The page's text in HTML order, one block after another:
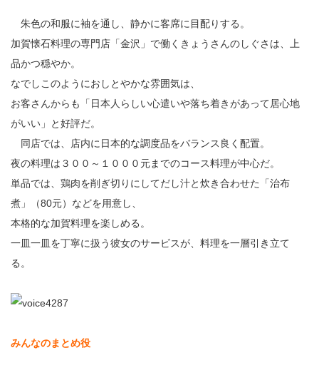
朱色の和服に袖を通し、静かに客席に目配りする。
加賀懐石料理の専門店「金沢」で働くきょうさんのしぐさは、上
品かつ穏やか。
なでしこのようにおしとやかな雰囲気は、
お客さんからも「日本人らしい心遣いや落ち着きがあって居心地
がいい」と好評だ。
同店では、店内に日本的な調度品をバランス良く配置。
夜の料理は３００～１０００元までのコース料理が中心だ。
単品では、鶏肉を削ぎ切りにしてだし汁と炊き合わせた「治布
煮」（80元）などを用意し、
本格的な加賀料理を楽しめる。
一皿一皿を丁寧に扱う彼女のサービスが、料理を一層引き立て
る。
みんなのまとめ役